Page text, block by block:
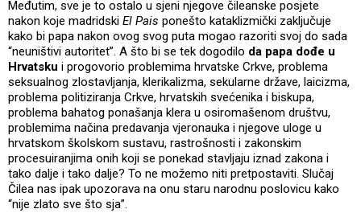
Međutim, sve je to ostalo u sjeni njegove čileanske posjete
nakon koje madridski El Pais ponešto kataklizmički zaključuje
kako bi papa nakon ovog svog puta mogao razoriti svoj do sada
“neuništivi autoritet”. A što bi se tek dogodilo da papa dođe u
Hrvatsku i progovorio problemima hrvatske Crkve, problema
seksualnog zlostavljanja, klerikalizma, sekularne države, laicizma,
problema politiziranja Crkve, hrvatskih svećenika i biskupa,
problema bahatog ponašanja klera u osiromašenom društvu,
problemima načina predavanja vjeronauka i njegove uloge u
hrvatskom školskom sustavu, rastrošnosti i zakonskim
procesuiranjima onih koji se ponekad stavljaju iznad zakona i
tako dalje i tako dalje? To ne možemo niti pretpostaviti. Slučaj
Čilea nas ipak upozorava na onu staru narodnu poslovicu kako
“nije zlato sve što sja”.